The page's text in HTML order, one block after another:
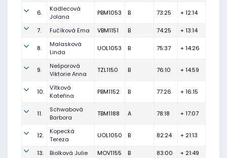
6.
Kadlecová
Jolana
PBM1053 B 73:25 + 12:14
7. Fučíková Ema VBM1151 B 74:25 + 13:14
8.
Malasková
Linda
UOL1053 B 75:37 + 14:26
9.
Nešporová
Viktorie Anna
TZL1150 B 76:10 + 14:59
10.
Vítková
Kateřina
PBM1152 B 77:26 + 16:15
11.
Schwabová
Barbora
TBM1188 A 78:18 + 17:07
12.
Kopecká
Tereza
UOL1050 B 82:24 + 21:13
13. Biolková Julie MOV1155 B 83:00 + 21:49